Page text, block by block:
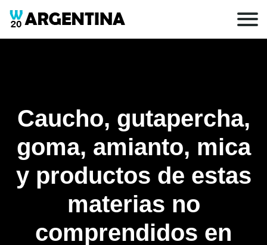
Caucho, gutapercha,
goma, amianto, mica
y productos de estas
materias no
comprendidos en